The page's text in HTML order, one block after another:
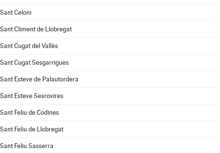
Sant Celoni
Sant Climent de Llobregat
Sant Cugat del Vallès
Sant Cugat Sesgarrigues
Sant Esteve de Palautordera
Sant Esteve Sesrovires
Sant Feliu de Codines
Sant Feliu de Llobregat
Sant Feliu Sasserra